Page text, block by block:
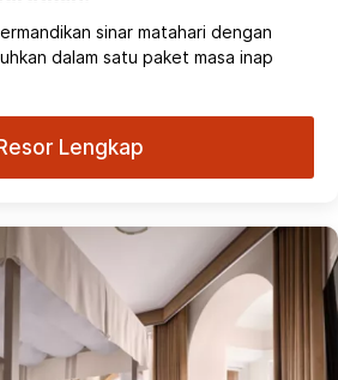
sinar matahari dengan
dalam satu paket masa inap
Lengkap